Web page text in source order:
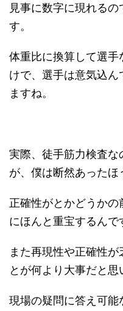
見事に数字に現れる
す。
体重比に換算して選
けで、選手は意気込
ますね。
実際、徒手筋力検査
が、僕は断然あったほ
正確性がとかどうかの
にほんと重宝するんで
また再現性や正確性
とが何より大事だと思
現場の疑問に答え可能